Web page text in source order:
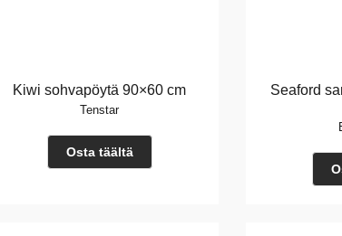
Kiwi sohvapöytä 90×60 cm
Tenstar
Osta täältä
Seaford